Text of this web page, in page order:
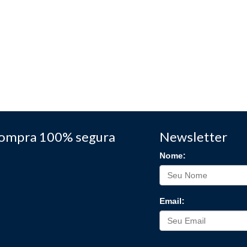
100% segura Newsletter
Nome:
Email: